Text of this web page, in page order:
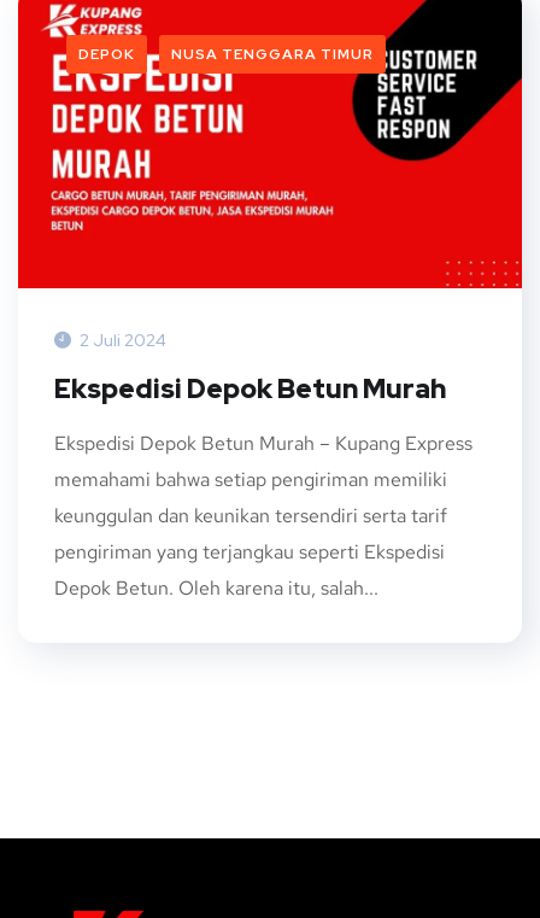
DEPOK NUSA TENGGARA TIMUR
2 Juli 2024
Ekspedisi Depok Betun Murah
Ekspedisi Depok Betun Murah – Kupang Express
memahami bahwa setiap pengiriman memiliki
keunggulan dan keunikan tersendiri serta tarif
pengiriman yang terjangkau seperti Ekspedisi
Depok Betun. Oleh karena itu, salah...